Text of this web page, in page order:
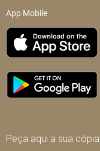
App Mobile
Peça aqui a sua